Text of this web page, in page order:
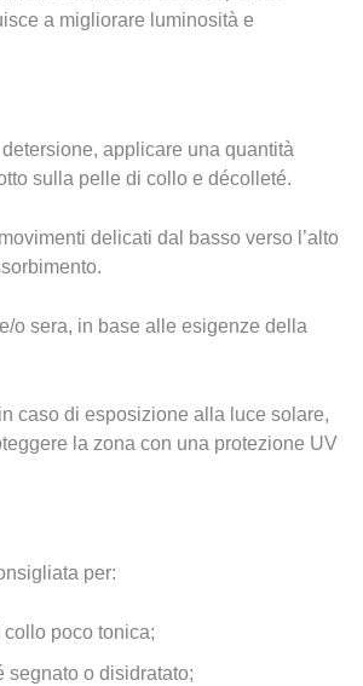
a migliorare luminosità e
detersione, applicare una quantità
sulla pelle di collo e décolleté.
delicati dal basso verso l’alto
o sera, in base alle esigenze della
caso di esposizione alla luce solare,
la zona con una protezione UV
per:
poco tonica;
segnato o disidratato;